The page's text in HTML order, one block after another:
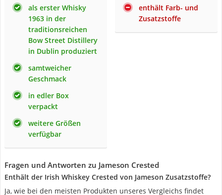
als erster Whisky
1963 in der
traditionsreichen
Bow Street Distillery
in Dublin produziert
samtweicher
Geschmack
in edler Box
verpackt
weitere Größen
verfügbar
enthält Farb- und
Zusatzstoffe
Fragen und Antworten zu Jameson Crested
Enthält der Irish Whiskey Crested von Jameson Zusatzstoffe?
Ja, wie bei den meisten Produkten unseres Vergleichs findet